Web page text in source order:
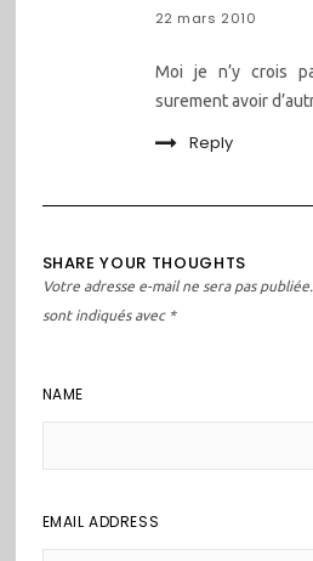
22 mars 2010
Moi je n’y crois
surement avoir
Reply
SHARE YOUR THOUGHTS
Votre adresse e-mail ne sera pas publiée.
sont indiqués avec *
NAME
EMAIL ADDRESS